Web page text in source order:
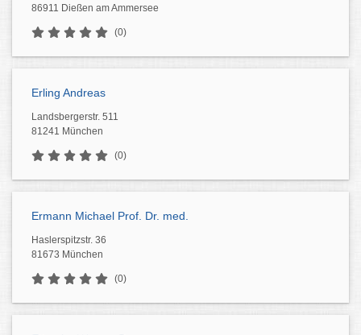
86911 Dießen am Ammersee
(0)
Erling Andreas
Landsbergerstr. 511
81241 München
(0)
Ermann Michael Prof. Dr. med.
Haslerspitzstr. 36
81673 München
(0)